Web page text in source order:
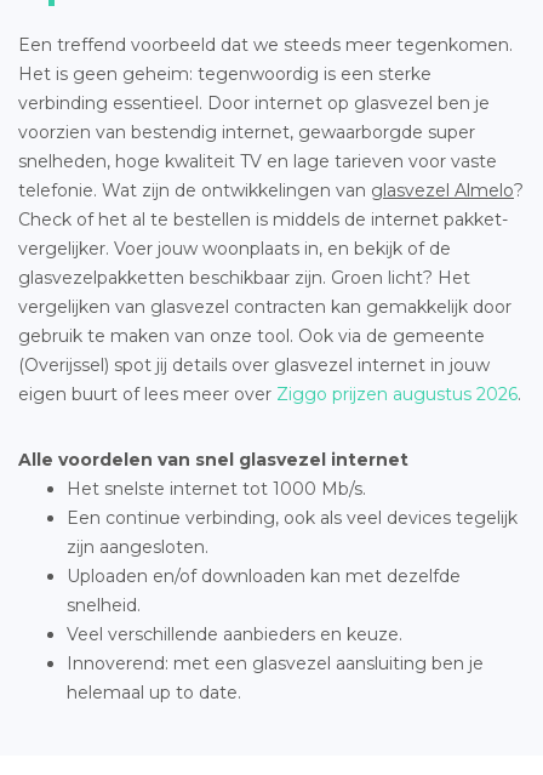
Een treffend voorbeeld dat we steeds meer tegenkomen.
Het is geen geheim: tegenwoordig is een sterke
verbinding essentieel. Door internet op glasvezel ben je
voorzien van bestendig internet, gewaarborgde super
snelheden, hoge kwaliteit TV en lage tarieven voor vaste
telefonie. Wat zijn de ontwikkelingen van glasvezel Almelo?
Check of het al te bestellen is middels de internet pakket-
vergelijker. Voer jouw woonplaats in, en bekijk of de
glasvezelpakketten beschikbaar zijn. Groen licht? Het
vergelijken van glasvezel contracten kan gemakkelijk door
gebruik te maken van onze tool. Ook via de gemeente
(Overijssel) spot jij details over glasvezel internet in jouw
eigen buurt of lees meer over Ziggo prijzen augustus 2026.
Alle voordelen van snel glasvezel internet
Het snelste internet tot 1000 Mb/s.
Een continue verbinding, ook als veel devices tegelijk
zijn aangesloten.
Uploaden en/of downloaden kan met dezelfde
snelheid.
Veel verschillende aanbieders en keuze.
Innoverend: met een glasvezel aansluiting ben je
helemaal up to date.